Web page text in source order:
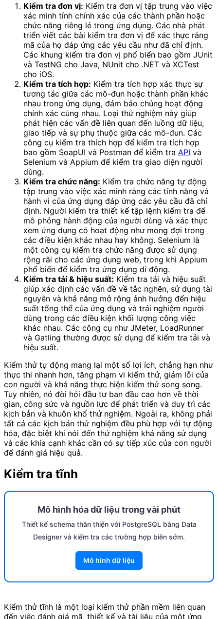
Kiểm tra đơn vị: Kiểm tra đơn vị tập trung vào việc
xác minh tính chính xác của các thành phần hoặc
chức năng riêng lẻ trong ứng dụng. Các nhà phát
triển viết các bài kiểm tra đơn vị để xác thực rằng
mã của họ đáp ứng các yêu cầu như đã chỉ định.
Các khung kiểm tra đơn vị phổ biến bao gồm JUnit
và TestNG cho Java, NUnit cho .NET và XCTest
cho iOS.
Kiểm tra tích hợp: Kiểm tra tích hợp xác thực sự
tương tác giữa các mô-đun hoặc thành phần khác
nhau trong ứng dụng, đảm bảo chúng hoạt động
chính xác cùng nhau. Loại thử nghiệm này giúp
phát hiện các vấn đề liên quan đến luồng dữ liệu,
giao tiếp và sự phụ thuộc giữa các mô-đun. Các
công cụ kiểm tra thích hợp để kiểm tra tích hợp
bao gồm SoapUI và Postman để kiểm tra API và
Selenium và Appium để kiểm tra giao diện người
dùng.
Kiểm tra chức năng: Kiểm tra chức năng tự động
tập trung vào việc xác minh rằng các tính năng và
hành vi của ứng dụng đáp ứng các yêu cầu đã chỉ
định. Người kiểm tra thiết kế tập lệnh kiểm tra để
mô phỏng hành động của người dùng và xác thực
xem ứng dụng có hoạt động như mong đợi trong
các điều kiện khác nhau hay không. Selenium là
một công cụ kiểm tra chức năng được sử dụng
rộng rãi cho các ứng dụng web, trong khi Appium
phổ biến để kiểm tra ứng dụng di động.
Kiểm tra tải & hiệu suất: Kiểm tra tải và hiệu suất
giúp xác định các vấn đề về tắc nghẽn, sử dụng tài
nguyên và khả năng mở rộng ảnh hưởng đến hiệu
suất tổng thể của ứng dụng và trải nghiệm người
dùng trong các điều kiện khối lượng công việc
khác nhau. Các công cụ như JMeter, LoadRunner
và Gatling thường được sử dụng để kiểm tra tải và
hiệu suất.
Kiểm thử tự động mang lại một số lợi ích, chẳng hạn như
thực thi nhanh hơn, tăng phạm vi kiểm thử, giảm lỗi của
con người và khả năng thực hiện kiểm thử song song.
Tuy nhiên, nó đòi hỏi đầu tư ban đầu cao hơn về thời
gian, công sức và nguồn lực để phát triển và duy trì các
kịch bản và khuôn khổ thử nghiệm. Ngoài ra, không phải
tất cả các kịch bản thử nghiệm đều phù hợp với tự động
hóa, đặc biệt khi nói đến thử nghiệm khả năng sử dụng
và các khía cạnh khác cần có sự tiếp xúc của con người
để đánh giá hiệu quả.
Kiểm tra tĩnh
Mô hình hóa dữ liệu trong vài phút
Thiết kế schema thân thiện với PostgreSQL bằng Data
Designer và kiểm tra các trường hợp biên sớm.
Mô hình dữ liệu
Kiểm thử tĩnh là một loại kiểm thử phần mềm liên quan
đến việc đánh giá mã, thiết kế và tài liệu của một ứng